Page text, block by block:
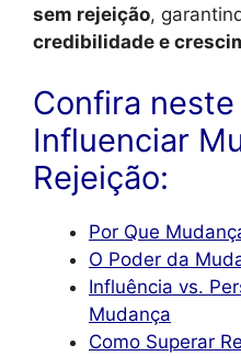
sem rejeição,
credibilidade e
Confira
Influenciar
Rejeição:
Por Que
O Poder da
Influência vs.
Mudança
Como Superar